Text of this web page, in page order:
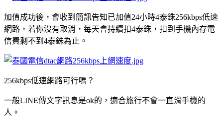
加值成功後，會收到簡訊告知已加值24小時4泰銖256kbps低速
網路，若你沒有取消，每天會持續扣4泰銖，扣到手機內存電
信費剩不到4泰銖為止。
256kbps低速網路可行嗎？
一般LINE傳文字訊息是ok的，適合旅行不會一直滑手機的
人。